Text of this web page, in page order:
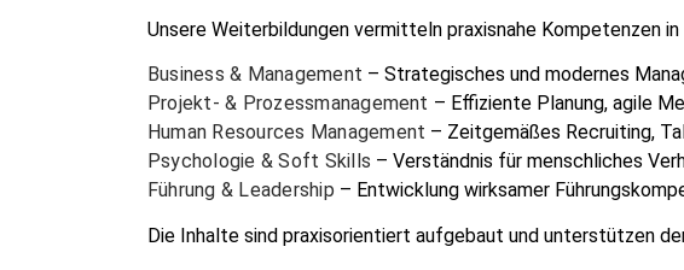
Unsere Weiterbildungen vermitteln praxisnahe Kompetenzen
Business & Management – Strategisches und modernes
Projekt- & Prozessmanagement – Effiziente Planung, agile
Human Resources Management – Zeitgemäßes Recruiting,
Psychologie & Soft Skills – Verständnis für menschliches
Führung & Leadership – Entwicklung wirksamer
Die Inhalte sind praxisorientiert aufgebaut und unterstützen